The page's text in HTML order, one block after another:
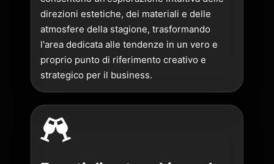
direzioni estetiche, dei materiali e delle
atmosfere della stagione, trasformando
l'area dedicata alle tendenze in un vero e
proprio punto di riferimento creativo e
strategico per il business.